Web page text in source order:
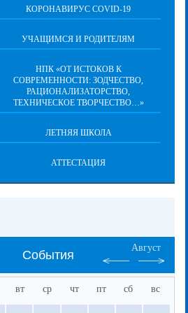
КОРОНАВИРУС COVID-19
УЧАЩИМСЯ И РОДИТЕЛЯМ
НПК «ОТ ИСТОКОВ К
СОВРЕМЕННОСТИ: ЗОДЧЕСТВО,
РАЦИОНАЛИЗАТОРСТВО,
ТЕХНИЧЕСКОЕ ТВОРЧЕСТВО…»
ЛЕТНЯЯ ШКОЛА
АТТЕСТАЦИЯ
События
Август
вт ср чт пт сб вс